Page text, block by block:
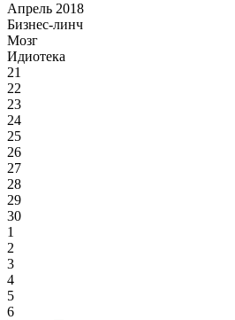
Апрель 2018
Бизнес-линч
Мозг
Идиотека
21
22
23
24
25
26
27
28
29
30
1
2
3
4
5
6